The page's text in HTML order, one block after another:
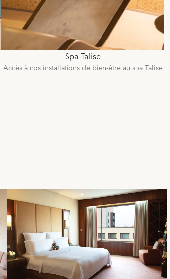
Spa Talise
Accès à nos installations de bien-être au spa Talise